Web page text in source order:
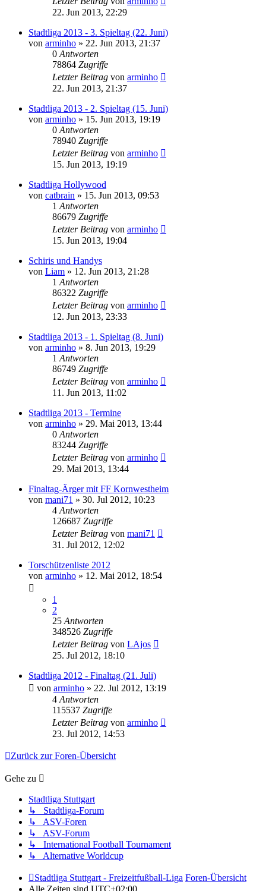
22. Jun 2013, 22:29
Stadtliga 2013 - 3. Spieltag (22. Juni)
von arminho » 22. Jun 2013, 21:37
0 Antworten
78864 Zugriffe
Letzter Beitrag von arminho
22. Jun 2013, 21:37
Stadtliga 2013 - 2. Spieltag (15. Juni)
von arminho » 15. Jun 2013, 19:19
0 Antworten
78940 Zugriffe
Letzter Beitrag von arminho
15. Jun 2013, 19:19
Stadtliga Hollywood
von catbrain » 15. Jun 2013, 09:53
1 Antworten
86679 Zugriffe
Letzter Beitrag von arminho
15. Jun 2013, 19:04
Schiris und Handys
von Liam » 12. Jun 2013, 21:28
1 Antworten
86322 Zugriffe
Letzter Beitrag von arminho
12. Jun 2013, 23:33
Stadtliga 2013 - 1. Spieltag (8. Juni)
von arminho » 8. Jun 2013, 19:29
1 Antworten
86749 Zugriffe
Letzter Beitrag von arminho
11. Jun 2013, 11:02
Stadtliga 2013 - Termine
von arminho » 29. Mai 2013, 13:44
0 Antworten
83244 Zugriffe
Letzter Beitrag von arminho
29. Mai 2013, 13:44
Finaltag-Ärger mit FF Kornwestheim
von mani71 » 30. Jul 2012, 10:23
4 Antworten
126687 Zugriffe
Letzter Beitrag von mani71
31. Jul 2012, 12:02
Torschützenliste 2012
von arminho » 12. Mai 2012, 18:54
1
2
25 Antworten
348526 Zugriffe
Letzter Beitrag von LAjos
25. Jul 2012, 18:10
Stadtliga 2012 - Finaltag (21. Juli)
von arminho » 22. Jul 2012, 13:19
4 Antworten
115537 Zugriffe
Letzter Beitrag von arminho
23. Jul 2012, 14:53
Zurück zur Foren-Übersicht
Gehe zu
Stadtliga Stuttgart
↳ Stadtliga-Forum
↳ ASV-Foren
↳ ASV-Forum
↳ International Football Tournament
↳ Alternative Worldcup
Stadtliga Stuttgart - Freizeitfußball-Liga Foren-Übersicht
Alle Zeiten sind UTC+02:00